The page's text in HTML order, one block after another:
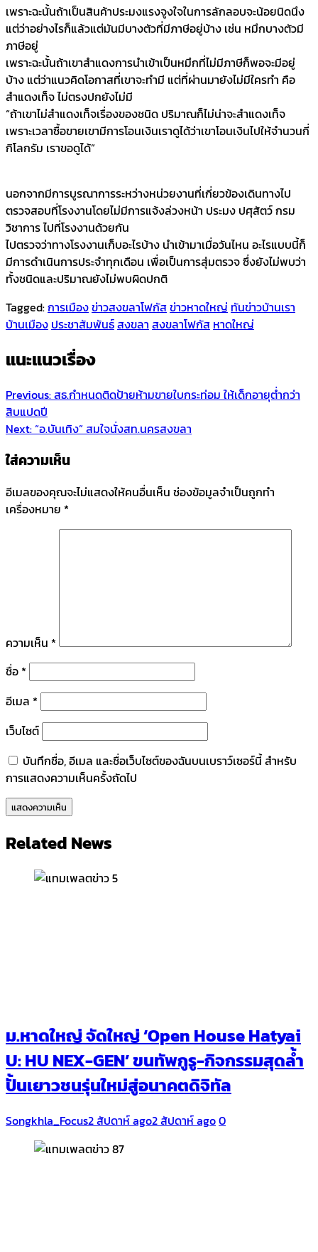
เพราะฉะนั้นถ้าเป็นสินค้าประมงแรงจูงใจในการลักลอบจะน้อยนิดนึง
แต่ว่าอย่างไรก็แล้วแต่มันมีบางตัวที่มีภาษีอยู่บ้าง เช่น หมึกบางตัวมี
ภาษีอยู่
เพราะฉะนั้นถ้าเขาสำแดงการนำเข้าเป็นหมึกที่ไม่มีภาษีก็พอจะมีอยู่
บ้าง แต่ว่าแนวคิดโอกาสที่เขาจะทำมี แต่ที่ผ่านมายังไม่มีใครทำ คือ
สำแดงเท็จ ไม่ตรงปกยังไม่มี
“ถ้าเขาไม่สำแดงเท็จเรื่องของชนิด ปริมาณก็ไม่น่าจะสำแดงเท็จ
เพราะเวลาซื้อขายเขามีการโอนเงินเราดูได้ว่าเขาโอนเงินไปให้จำนวนกี่
กิโลกรัม เราขอดูได้”
นอกจากมีการบูรณาการระหว่างหน่วยงานที่เกี่ยวข้องเดินทางไป
ตรวจสอบที่โรงงานโดยไม่มีการแจ้งล่วงหน้า ประมง ปศุสัตว์ กรม
วิชาการ ไปที่โรงงานด้วยกัน
ไปตรวจว่าทางโรงงานเก็บอะไรบ้าง นำเข้ามาเมื่อวันไหน อะไรแบบนี้ก็
มีการดำเนินการประจำทุกเดือน เพื่อเป็นการสุ่มตรวจ ซึ่งยังไม่พบว่า
ทั้งชนิดและปริมาณยังไม่พบผิดปกติ
Tagged:การเมืองข่าวสงขลาโฟกัสข่าวหาดใหญ่ ทันข่าวบ้านเรา
บ้านเมือง ประชาสัมพันธ์สงขลา สงขลาโฟกัส หาดใหญ่
แนะแนวเรื่อง
Previous:สธ.กำหนดติดป้ายห้ามขายใบกระท่อม ให้เด็กอายุต่ำกว่า
สิบแปดปี
Next:“อ.บันเทิง” สมใจนั่งสท.นครสงขลา
ใส่ความเห็น
อีเมลของคุณจะไม่แสดงให้คนอื่นเห็น ช่องข้อมูลจำเป็นถูกทำ
เครื่องหมาย *
ความเห็น *
ชื่อ *
อีเมล *
เว็บไซต์
บันทึกชื่อ, อีเมล และชื่อเว็บไซต์ของฉันบนเบราว์เซอร์นี้ สำหรับ
การแสดงความเห็นครั้งถัดไป
Related News
ม.หาดใหญ่ จัดใหญ่ ‘Open House Hatyai
U: HU NEX-GEN’ ขนทัพกูรู-กิจกรรมสุดล้ำ
ปั้นเยาวชนรุ่นใหม่สู่อนาคตดิจิทัล
Songkhla_Focus2 สัปดาห์ ago2 สัปดาห์ ago0